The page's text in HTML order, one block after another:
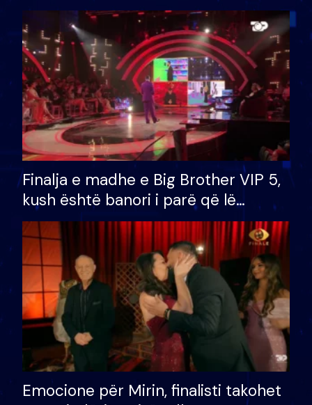
Finalja e madhe e Big Brother VIP 5,
kush është banori i parë që lë
shtëpinë dhe humb mundësinë për
të fituar çmimin e madh
Emocione për Mirin, finalisti takohet